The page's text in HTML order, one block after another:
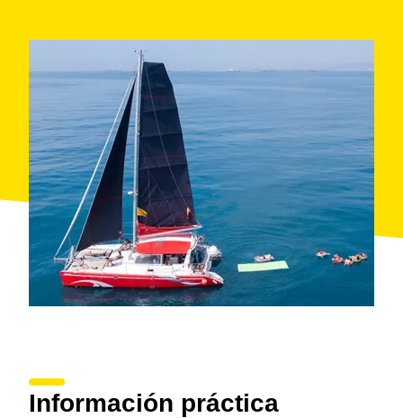
Información práctica